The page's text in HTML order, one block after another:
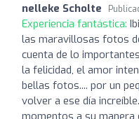
nelleke Scholte
Experiencia fantástica:
las maravillosas fotos
cuenta de lo
la felicidad, el amor
bellas fotos.... por un
volver a ese día
momentos a su